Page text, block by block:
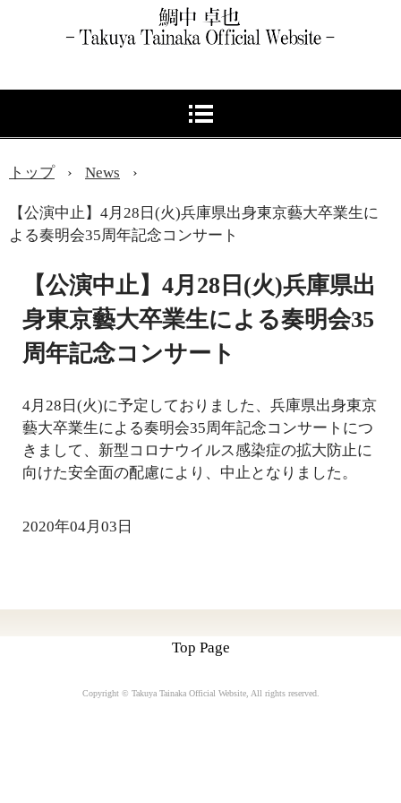
トップ › News ›
【公演中止】4月28日(火)兵庫県出身東京藝大卒業生に
よる奏明会35周年記念コンサート
【公演中止】4月28日(火)兵庫県出
身東京藝大卒業生による奏明会35
周年記念コンサート
4月28日(火)に予定しておりました、兵庫県出身東京
藝大卒業生による奏明会35周年記念コンサートにつ
きまして、新型コロナウイルス感染症の拡大防止に
向けた安全面の配慮により、中止となりました。
2020年04月03日
Top Page
Copyright © Takuya Tainaka Official Website, All rights reserved.